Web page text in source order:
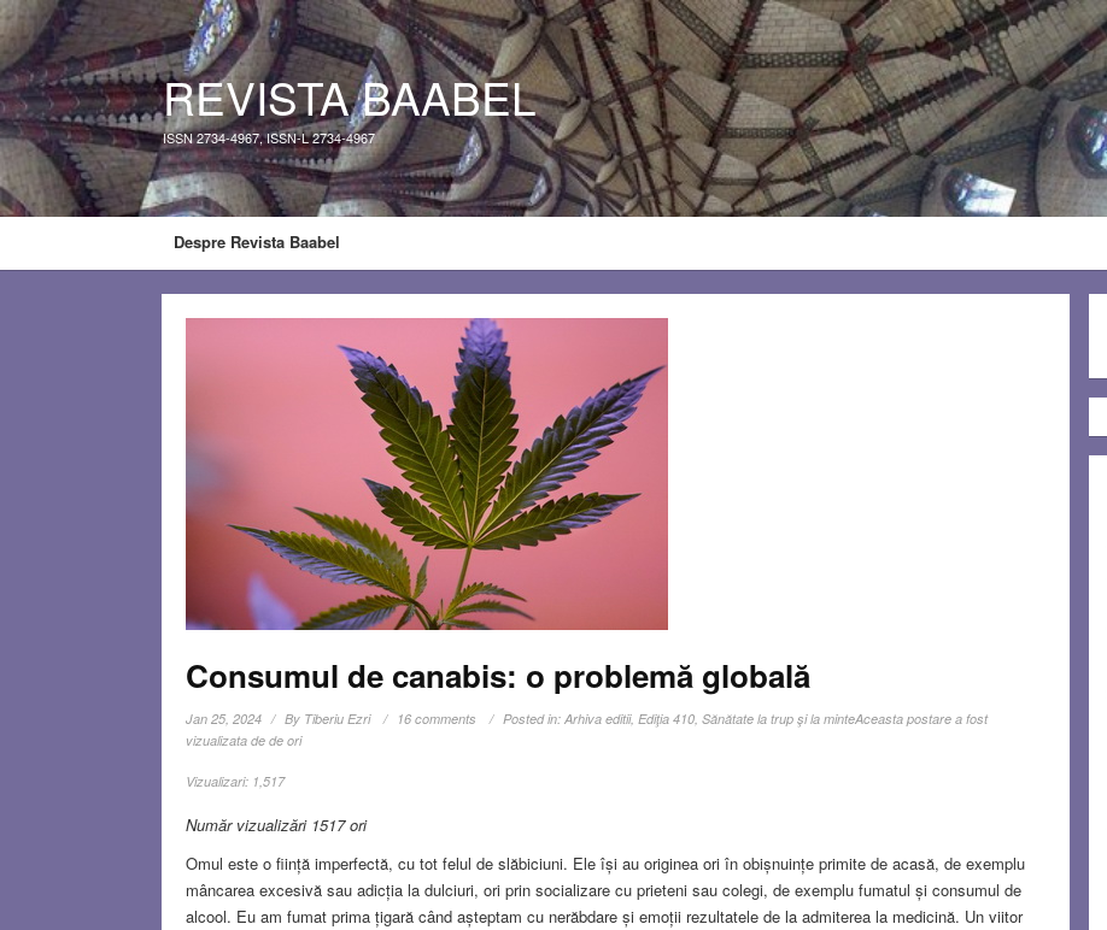
REVISTA BAABEL
ISSN 2734-4967, ISSN-L 2734-4967
Despre Revista Baabel
Consumul de canabis: o problemă globală
Jan 25, 2024 By Tiberiu Ezri 16 comments Posted in:Arhiva editii,Ediţia 410,Sănătate la trup şi la minteAceasta postare a fost
vizualizata de de ori
Vizualizari: 1,517
Număr vizualizări 1517 ori
Omul este o ființă imperfectă, cu tot felul de slăbiciuni. Ele își au originea ori în obișnuințe primite de acasă, de exemplu
mâncarea excesivă sau adicția la dulciuri, ori prin socializare cu prieteni sau colegi, de exemplu fumatul și consumul de
alcool. Eu am fumat prima țigară când așteptam cu nerăbdare și emoții rezultatele de la admiterea la medicină. Un viitor